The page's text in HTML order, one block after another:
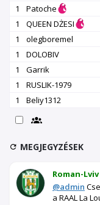
1
Patoche
1
QUEEN DŻESI
1
olegboremel
1
DOLOBIV
1
Garrik
1
RUSLIK-1979
1
Beliy1312
MEGJEGYZÉSEK
Roman-Lviv
@admin
a RAAL La